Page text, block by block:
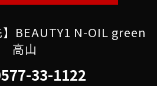
】BEAUTY1 N-OIL green
高山
33-1122